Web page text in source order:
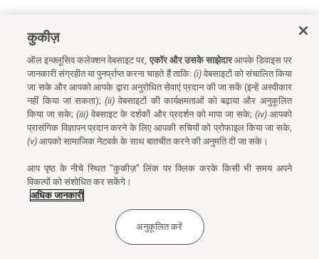
कुकीज़
ऑल इन्क्लूसिव कलेक्शन वेबसाइट पर, एकॉर और उसके साझेदारआपके डिवाइस पर
जानकारी संग्रहीत या पुनर्प्राप्त करना चाहते हैं ताकि: (i)वेबसाइटों को संचालित किया
जा सके और आपको आपके द्वारा अनुरोधित सेवाएं प्रदान की जा सकें (इन्हें अस्वीकार
नहीं किया जा सकता);(ii) वेबसाइटों की कार्यक्षमताओं को बढ़ाया और अनुकूलित
किया जा सके;(iii) वेबसाइट के दर्शकों और प्रदर्शन को मापा जा सके; (iv)आपको
प्रासंगिक विज्ञापन प्रदान करने के लिए आपकी रुचियों को प्रोफाइल किया जा सके;
(v) आपको सामाजिक नेटवर्क के साथ बातचीत करने की अनुमति दी जा सके।
आप पृष्ठ के नीचे स्थित "कुकीज़" लिंक पर क्लिक करके किसी भी समय अपने
विकल्पों को संशोधित कर सकेंगे।
अधिक जानकारी
अनुकूलित करें